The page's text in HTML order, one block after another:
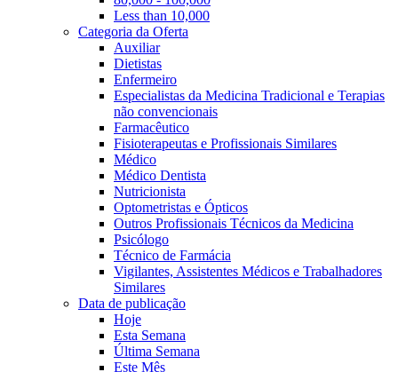
Less than 10,000
Categoria da Oferta
Auxiliar
Dietistas
Enfermeiro
Especialistas da Medicina Tradicional e Terapias
não convencionais
Farmacêutico
Fisioterapeutas e Profissionais Similares
Médico
Médico Dentista
Nutricionista
Optometristas e Ópticos
Outros Profissionais Técnicos da Medicina
Psicólogo
Técnico de Farmácia
Vigilantes, Assistentes Médicos e Trabalhadores
Similares
Data de publicação
Hoje
Esta Semana
Última Semana
Este Mês